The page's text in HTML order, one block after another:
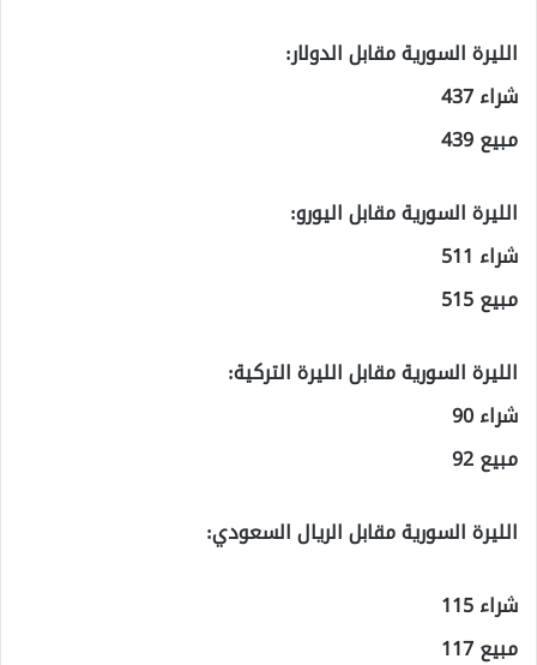
الليرة السورية مقابل الدولار:
شراء 437
مبيع 439
الليرة السورية مقابل اليورو:
شراء 511
مبيع 515
الليرة السورية مقابل الليرة التركية:
شراء 90
مبيع 92
الليرة السورية مقابل الريال السعودي:
شراء 115
مبيع 117